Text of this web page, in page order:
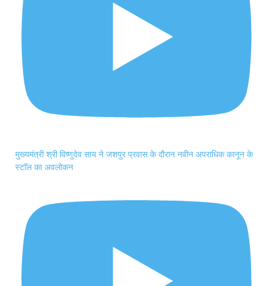
मुख्यमंत्री श्री विष्णुदेव साय ने जशपुर प्रवास के दौरान नवीन अपराधिक कानून के
स्टाॅल का अवलोकन